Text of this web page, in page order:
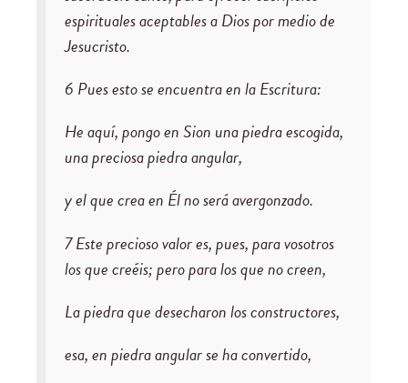
espirituales aceptables a Dios por medio de
Jesucristo.
6 Pues esto se encuentra en la Escritura:
He aquí, pongo en Sion una piedra escogida,
una preciosa piedra angular,
y el que crea en Él no será avergonzado.
7 Este precioso valor es, pues, para vosotros
los que creéis; pero para los que no creen,
La piedra que desecharon los constructores,
esa, en piedra angular se ha convertido,